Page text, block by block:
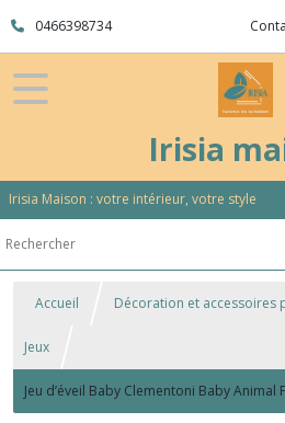
0466398734
Irisia
Irisia Maison : votre intérieur, votre style
Accueil Décoration et accessoires
Jeux
Jeu d’éveil Baby Clementoni Baby